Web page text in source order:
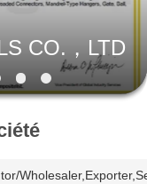
CO.，LTD